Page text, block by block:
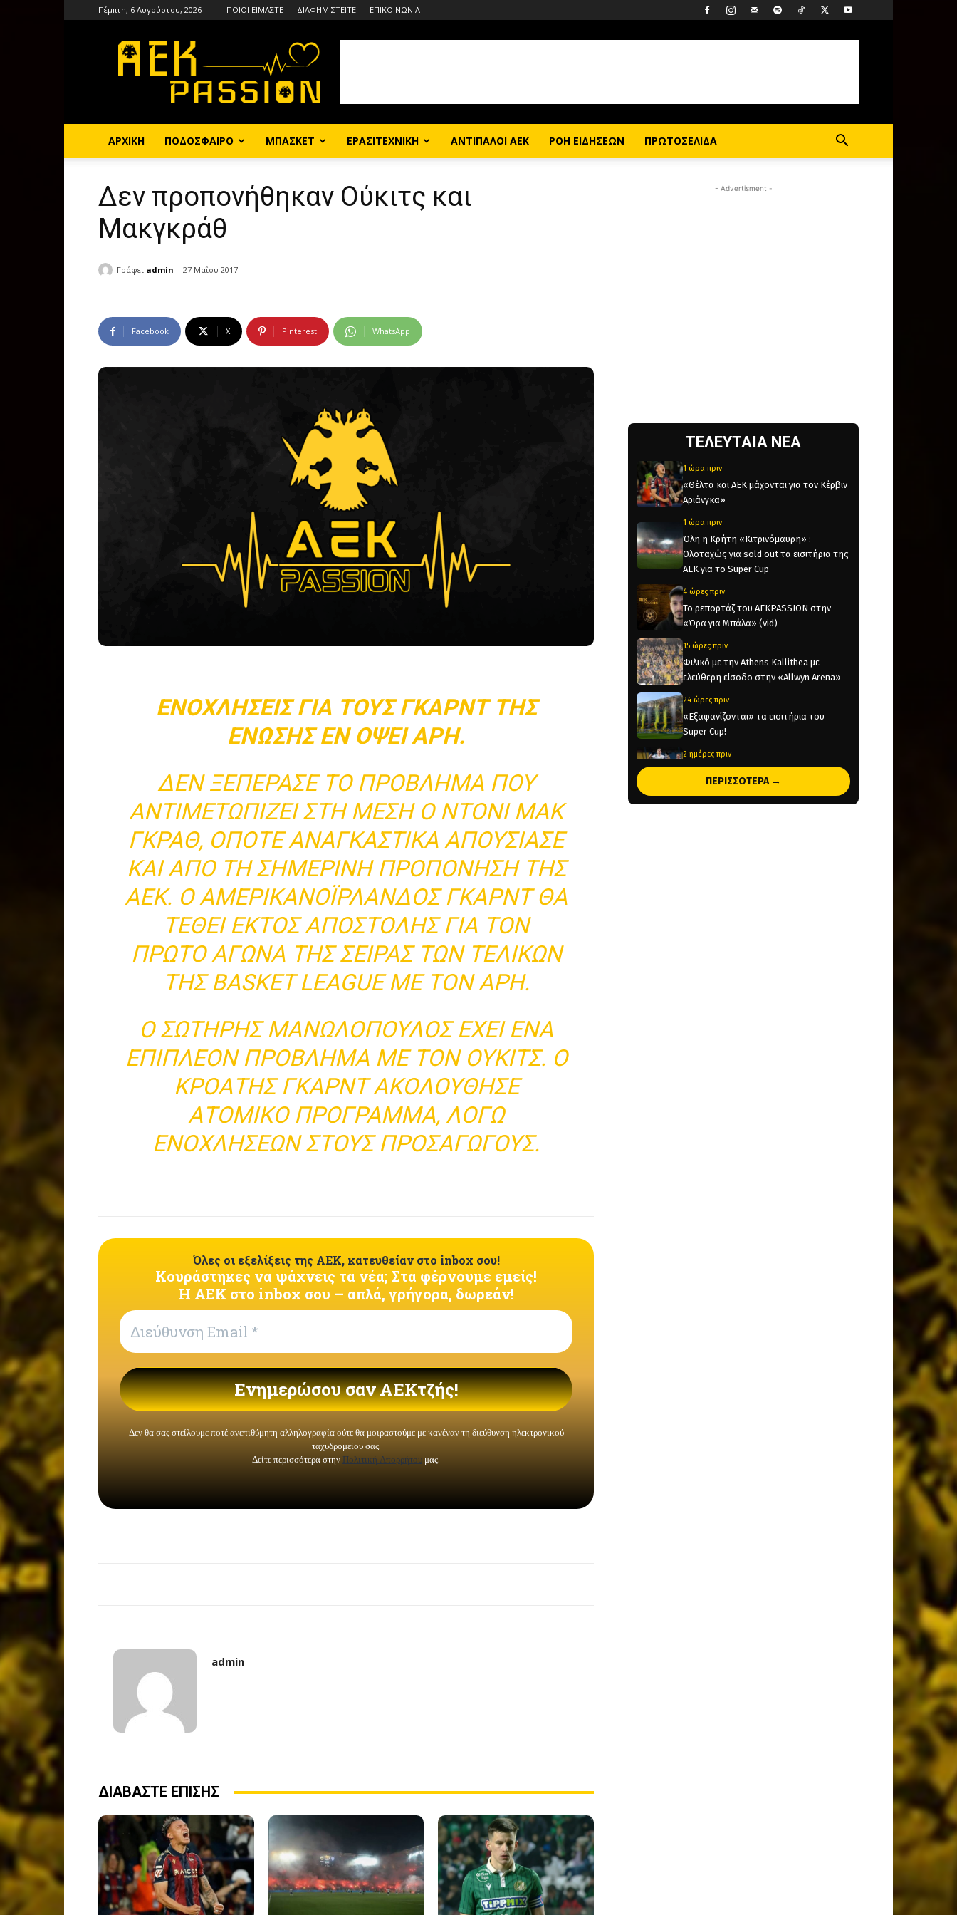
Πέμπτη, 6 Αυγούστου, 2026 ΠΟΙΟΙ ΕΙΜΑΣΤΕ ΔΙΑΦΗΜΙΣΤΕΙΤΕ ΕΠΙΚΟΙΝΩΝΙΑ
ΑΡΧΙΚΗ ΠΟΔΟΣΦΑΙΡΟ ΜΠΑΣΚΕΤ ΕΡΑΣΙΤΕΧΝΙΚΗ ΑΝΤΙΠΑΛΟΙ ΑΕΚ ΡΟΗ ΕΙΔΗΣΕΩΝ ΠΡΩΤΟΣΕΛΙΔΑ
Δεν προπονήθηκαν Ούκιτς και
Μακγκράθ
Γράφει admin 27 Μαΐου 2017
Facebook X Pinterest WhatsApp
ΕΝΟΧΛΉΣΕΙΣ ΓΙΑ ΤΟΥΣ ΓΚΑΡΝΤ ΤΗΣ
ΈΝΩΣΗΣ ΕΝ ΌΨΕΙ ΆΡΗ.
ΔΕΝ ΞΕΠΈΡΑΣΕ ΤΟ ΠΡΌΒΛΗΜΑ ΠΟΥ
ΑΝΤΙΜΕΤΩΠΊΖΕΙ ΣΤΗ ΜΈΣΗ Ο ΝΤΌΝΙ ΜΑΚ
ΓΚΡΑΘ, ΟΠΌΤΕ ΑΝΑΓΚΑΣΤΙΚΆ ΑΠΟΥΣΊΑΣΕ
ΚΑΙ ΑΠΌ ΤΗ ΣΗΜΕΡΙΝΉ ΠΡΟΠΌΝΗΣΗ ΤΗΣ
ΑΕΚ. Ο ΑΜΕΡΙΚΑΝΟΪΡΛΑΝΔΌΣ ΓΚΑΡΝΤ ΘΑ
ΤΕΘΕΊ ΕΚΤΌΣ ΑΠΟΣΤΟΛΉΣ ΓΙΑ ΤΟΝ
ΠΡΏΤΟ ΑΓΏΝΑ ΤΗΣ ΣΕΙΡΆΣ ΤΩΝ ΤΕΛΙΚΏΝ
ΤΗΣ BASKET LEAGUE ΜΕ ΤΟΝ ΆΡΗ.
Ο ΣΩΤΉΡΗΣ ΜΑΝΩΛΌΠΟΥΛΟΣ ΈΧΕΙ ΈΝΑ
ΕΠΙΠΛΈΟΝ ΠΡΌΒΛΗΜΑ ΜΕ ΤΟΝ ΟΎΚΙΤΣ. Ο
ΚΡΟΆΤΗΣ ΓΚΑΡΝΤ ΑΚΟΛΟΎΘΗΣΕ
ΑΤΟΜΙΚΌ ΠΡΌΓΡΑΜΜΑ, ΛΌΓΩ
ΕΝΟΧΛΉΣΕΩΝ ΣΤΟΥΣ ΠΡΟΣΑΓΩΓΟΎΣ.
admin
ΔΙΑΒΑΣΤΕ ΕΠΙΣΗΣ
- Advertisment -
ΤΕΛΕΥΤΑΙΑ ΝΕΑ
1 ώρα πριν
«Θέλτα και ΑΕΚ μάχονται για τον Κέρβιν
Αριάνγκα»
1 ώρα πριν
Όλη η Κρήτη «Κιτρινόμαυρη» :
Ολοταχώς για sold out τα εισιτήρια της
ΑΕΚ για το Super Cup
4 ώρες πριν
Το ρεπορτάζ του AEKPASSION στην
«Ώρα για Μπάλα» (vid)
15 ώρες πριν
Φιλικό με την Athens Kallithea με
ελεύθερη είσοδο στην «Allwyn Arena»
24 ώρες πριν
«Εξαφανίζονται» τα εισιτήρια του
Super Cup!
2 ημέρες πριν
Έρχεται στην Αθήνα για να υπογράψει
στην ΑΕΚ ο Βιτάλις!
ΠΕΡΙΣΣΟΤΕΡΑ →